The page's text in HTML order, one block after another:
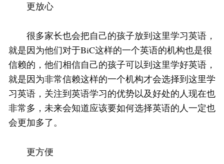
更放心
很多家长也会把自己的孩子放到这里学习英语，
就是因为他们对于BiC这样的一个英语的机构也是很
信赖的，他们相信自己的孩子可以到这里学好英语，
就是因为非常信赖这样的一个机构才会选择到这里学
习英语，关注到英语学习的优势以及好处的人现在也
非常多，未来会知道应该要如何选择英语的人一定也
会更加多了。
更方便